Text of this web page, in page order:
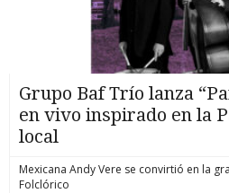
Grupo Baf Trío lanza
en vivo inspirado en la
local
Mexicana Andy Vere se convirtió en la
Folclórico